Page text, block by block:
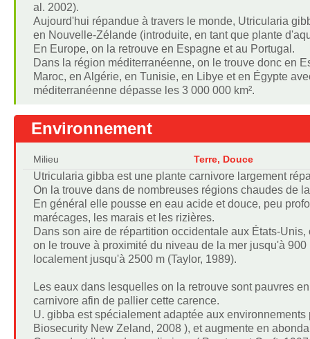
al. 2002).
Aujourd'hui répandue à travers le monde, Utricularia
en Nouvelle-Zélande (introduite, en tant que plante
En Europe, on la retrouve en Espagne et au Portugal.
Dans la région méditerranéenne, on le trouve donc en
Maroc, en Algérie, en Tunisie, en Libye et en Égypte
méditerranéenne dépasse les 3 000 000 km².
Environnement
Milieu Terre, Douce
Utricularia gibba est une plante carnivore largement
On la trouve dans de nombreuses régions chaudes de
En général elle pousse en eau acide et douce, peu
marécages, les marais et les rizières.
Dans son aire de répartition occidentale aux États-
on le trouve à proximité du niveau de la mer jusqu'à
localement jusqu'à 2500 m (Taylor, 1989).
Les eaux dans lesquelles on la retrouve sont pauvres
carnivore afin de pallier cette carence.
U. gibba est spécialement adaptée aux
Biosecurity New Zeland, 2008 ), et augmente en